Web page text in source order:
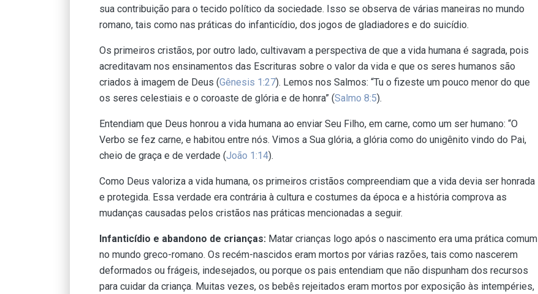
sua contribuição para o tecido político da sociedade. Isso se observa de várias maneiras no mundo
romano, tais como nas práticas do infanticídio, dos jogos de gladiadores e do suicídio.
Os primeiros cristãos, por outro lado, cultivavam a perspectiva de que a vida humana é sagrada, pois
acreditavam nos ensinamentos das Escrituras sobre o valor da vida e que os seres humanos são
criados à imagem de Deus (Gênesis 1:27). Lemos nos Salmos: “Tu o fizeste um pouco menor do que
os seres celestiais e o coroaste de glória e de honra” (Salmo 8:5).
Entendiam que Deus honrou a vida humana ao enviar Seu Filho, em carne, como um ser humano: “O
Verbo se fez carne, e habitou entre nós. Vimos a Sua glória, a glória como do unigênito vindo do Pai,
cheio de graça e de verdade (João 1:14).
Como Deus valoriza a vida humana, os primeiros cristãos compreendiam que a vida devia ser honrada
e protegida. Essa verdade era contrária à cultura e costumes da época e a história comprova as
mudanças causadas pelos cristãos nas práticas mencionadas a seguir.
Infanticídio e abandono de crianças: Matar crianças logo após o nascimento era uma prática comum
no mundo greco-romano. Os recém-nascidos eram mortos por várias razões, tais como nascerem
deformados ou frágeis, indesejados, ou porque os pais entendiam que não dispunham dos recursos
para cuidar da criança. Muitas vezes, os bebês rejeitados eram mortos por exposição às intempéries,